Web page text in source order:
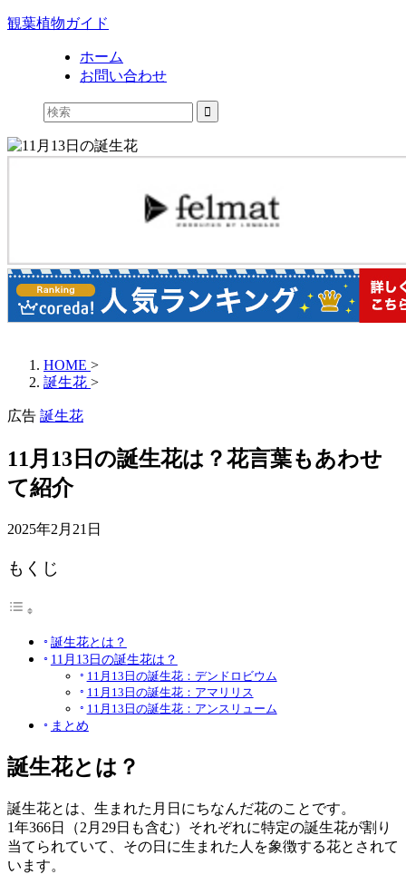
観葉植物ガイド
ホーム
お問い合わせ
HOME >
誕生花 >
広告 誕生花
11月13日の誕生花は？花言葉もあわせ
て紹介
2025年2月21日
もくじ
誕生花とは？
11月13日の誕生花は？
11月13日の誕生花：デンドロビウム
11月13日の誕生花：アマリリス
11月13日の誕生花：アンスリューム
まとめ
誕生花とは？
誕生花とは、生まれた月日にちなんだ花のことです。
1年366日（2月29日も含む）それぞれに特定の誕生花が割り
当てられていて、その日に生まれた人を象徴する花とされて
います。